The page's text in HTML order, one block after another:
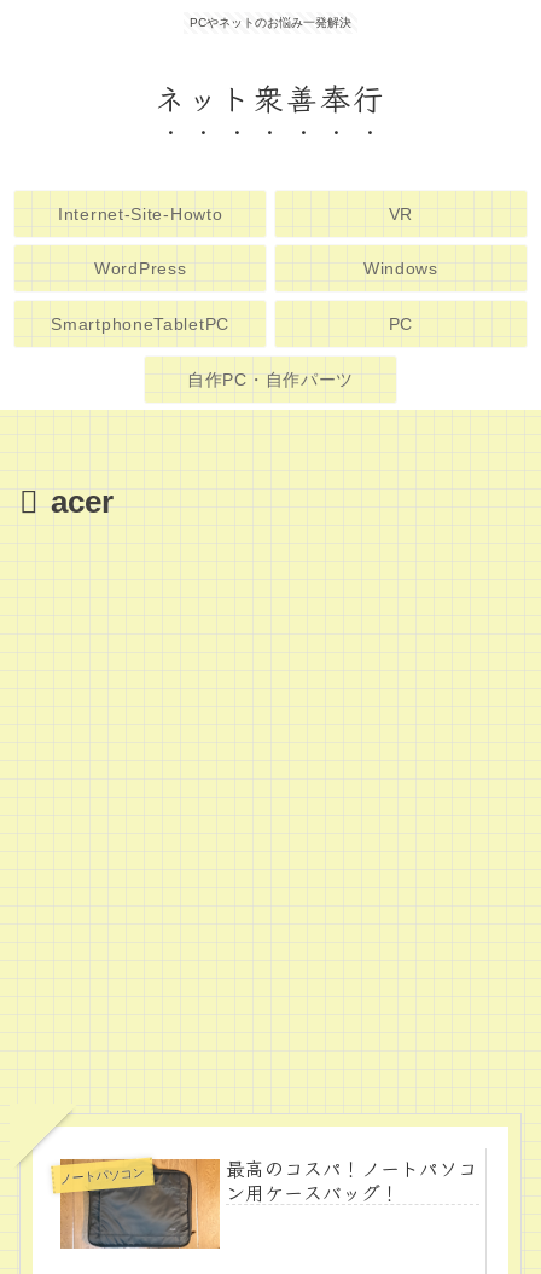
PCやネットのお悩み一発解決
ネット衆善奉行
Internet-Site-Howto VR
WordPress Windows
SmartphoneTabletPC PC
自作PC・自作パーツ
acer
ノートパソコン
最高のコスパ！ノートパソコ
ン用ケースバッグ！